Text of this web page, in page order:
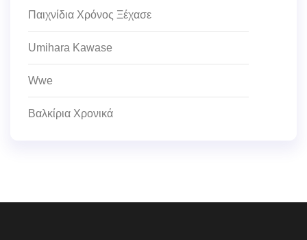
Παιχνίδια Χρόνος Ξέχασε
Umihara Kawase
Wwe
Βαλκίρια Χρονικά